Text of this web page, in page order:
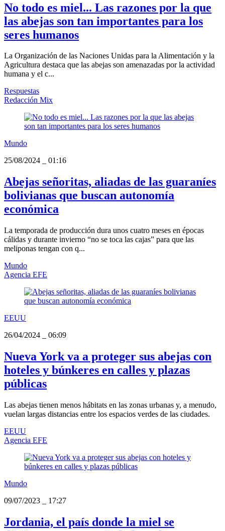
No todo es miel... Las razones por la que
las abejas son tan importantes para los
seres humanos
La Organización de las Naciones Unidas para la Alimentación y la
Agricultura destaca que las abejas son amenazadas por la actividad
humana y el c...
Respuestas
Redacción Mix
Mundo
25/08/2024
01:16
Abejas señoritas, aliadas de las guaraníes
bolivianas que buscan autonomía
económica
La temporada de producción dura unos cuatro meses en épocas
cálidas y durante invierno “no se toca las cajas” para que las
meliponas tengan con q...
Mundo
Agencia EFE
EEUU
26/04/2024
06:09
Nueva York va a proteger sus abejas con
hoteles y búnkeres en calles y plazas
públicas
Las abejas tienen menos hábitats en las zonas urbanas y, a menudo,
vuelan largas distancias entre los espacios verdes de las ciudades.
EEUU
Agencia EFE
Mundo
09/07/2023
17:27
Jordania, el país donde la miel se